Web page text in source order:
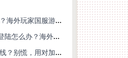
印度怎么玩全民突击？海外玩家国服游戏加速器终极指南（附原神延迟优化+精灵之境加速器选择）
300大作战国外无法登陆怎么办？海外玩家国服畅玩终极指南（附实测推荐）
非洲玩蛋仔派对总掉线？别慌，用对加速器就能丝滑开跑！